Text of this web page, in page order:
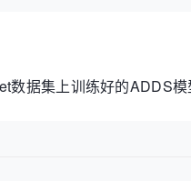
据集上训练好的ADDS